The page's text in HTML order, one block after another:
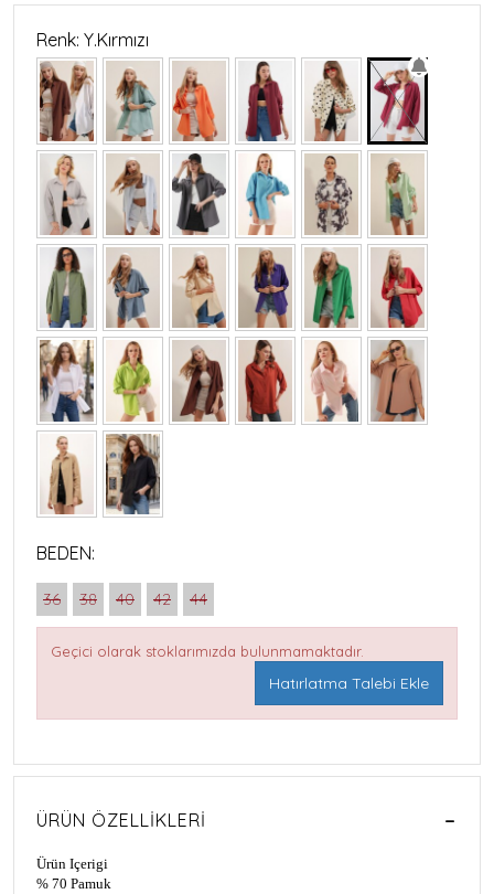
Renk: Y.Kırmızı
BEDEN:
36 38 40 42 44
Geçici olarak stoklarımızda bulunmamaktadır.
Hatırlatma Talebi Ekle
ÜRÜN ÖZELLIKLERI
Ürün Içerigi
% 70 Pamuk